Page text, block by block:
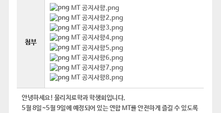
첨부
MT 공지사항.png
MT 공지사항2.png
MT 공지사항3.png
MT 공지사항4.png
MT 공지사항5.png
MT 공지사항6.png
MT 공지사항7.png
MT 공지사항8.png
안녕하세요! 물리치료학과 학생회입니다.
5월 8일~5월 9일에 예정되어 있는 연합 MT를 안전하게 즐길 수 있도록